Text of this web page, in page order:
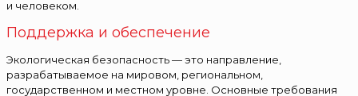
и человеком.
Поддержка и обеспечение
Экологическая безопасность — это направление,
разрабатываемое на мировом, региональном,
государственном и местном уровне. Основные требования